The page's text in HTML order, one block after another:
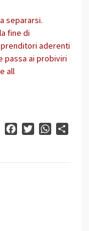
separarsi.
fine di
aderenti
passa ai probiviri
all
FacebookTwitter